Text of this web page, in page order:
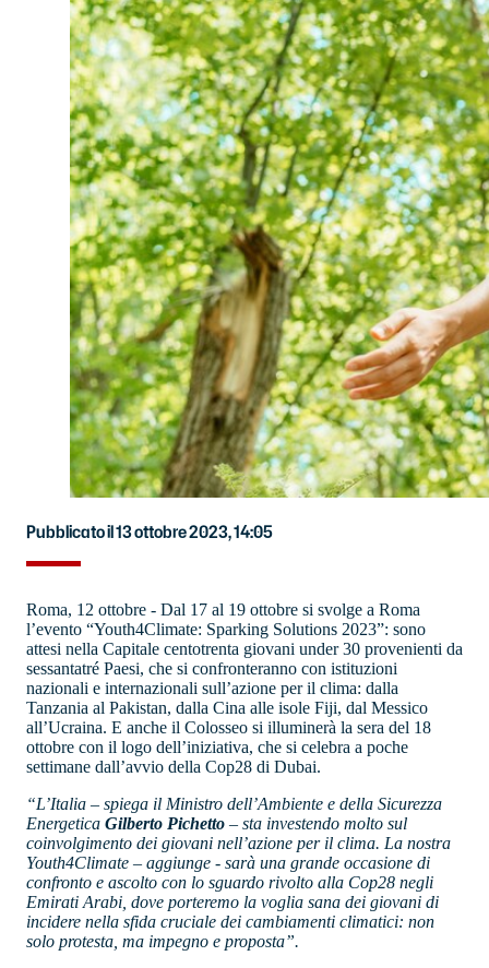
Pubblicato il 13 ottobre 2023, 14:05
Roma, 12 ottobre - Dal 17 al 19 ottobre si svolge a Roma
l’evento “Youth4Climate: Sparking Solutions 2023”: sono
attesi nella Capitale centotrenta giovani under 30 provenienti da
sessantatré Paesi, che si confronteranno con istituzioni
nazionali e internazionali sull’azione per il clima: dalla
Tanzania al Pakistan, dalla Cina alle isole Fiji, dal Messico
all’Ucraina. E anche il Colosseo si illuminerà la sera del 18
ottobre con il logo dell’iniziativa, che si celebra a poche
settimane dall’avvio della Cop28 di Dubai.
“L’Italia – spiega il Ministro dell’Ambiente e della Sicurezza
Energetica Gilberto Pichetto – sta investendo molto sul
coinvolgimento dei giovani nell’azione per il clima. La nostra
Youth4Climate – aggiunge - sarà una grande occasione di
confronto e ascolto con lo sguardo rivolto alla Cop28 negli
Emirati Arabi, dove porteremo la voglia sana dei giovani di
incidere nella sfida cruciale dei cambiamenti climatici: non
solo protesta, ma impegno e proposta”.